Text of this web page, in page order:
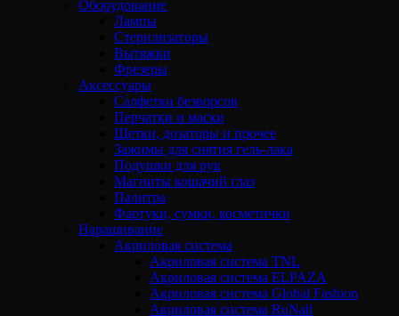
Оборудование
Лампы
Стерилизаторы
Вытяжки
Фрезеры
Аксессуары
Салфетки безворсов
Перчатки и маски
Щетки, дозаторы и прочее
Зажимы для снятия гель-лака
Подушки для рук
Магниты кошачий глаз
Палитра
Фартуки, сумки, косметички
Наращивание
Акриловая система
Акриловая система TNL
Акриловая система ELPAZA
Акриловая система Global Fashion
Акриловая система RuNail